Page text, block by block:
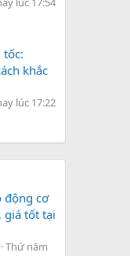
tốc:
khắc
lúc 17:22
động cơ
giá tốt tại
Thứ năm